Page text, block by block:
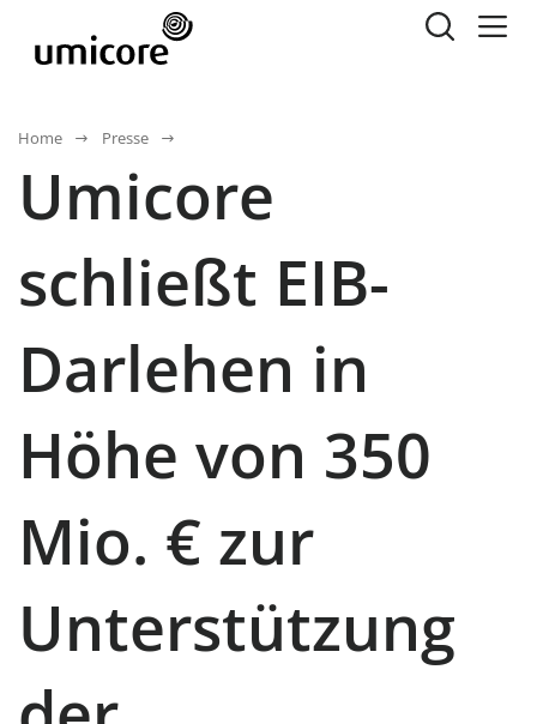
Home Presse
Umicore
schließt EIB-
Darlehen in
Höhe von 350
Mio. € zur
Unterstützung